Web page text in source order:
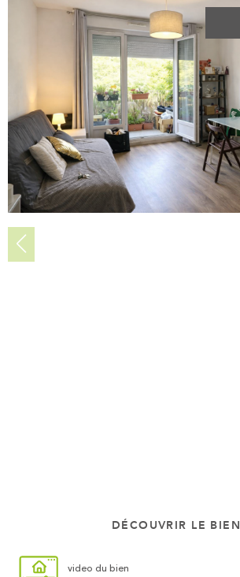
DÉCOUVRIR LE BIEN
video du bien